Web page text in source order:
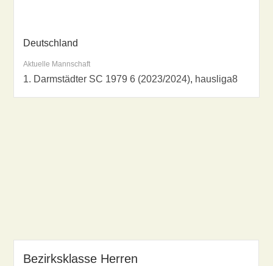
Deutschland
Aktuelle Mannschaft
1. Darmstädter SC 1979 6 (2023/2024), hausliga8
Bezirksklasse Herren